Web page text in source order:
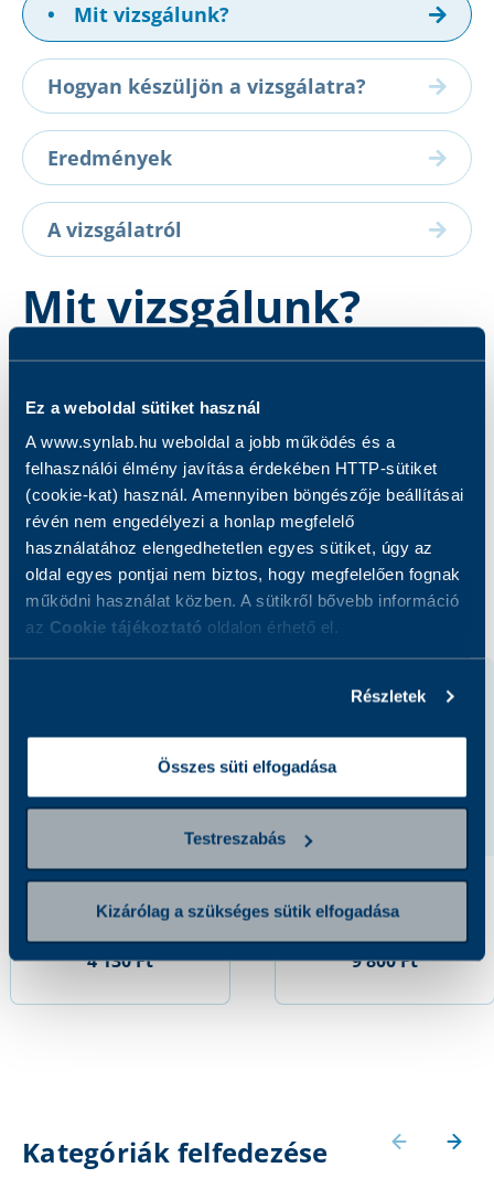
Ez a weboldal sütiket használ
A www.synlab.hu weboldal a jobb működés és a
felhasználói élmény javítása érdekében HTTP-sütiket
(cookie-kat) használ. Amennyiben böngészője beállításai
révén nem engedélyezi a honlap megfelelő
használatához elengedhetetlen egyes sütiket, úgy az
oldal egyes pontjai nem biztos, hogy megfelelően fognak
működni használat közben. A sütikről bővebb információ
az Cookie tájékoztató oldalon érhető el.
Részletek
Összes süti elfogadása
Testreszabás
Kizárólag a szükséges sütik elfogadása
• Mit vizsgálunk?
Hogyan készüljön a vizsgálatra?
Eredmények
A vizsgálatról
Mit vizsgálunk?
Campylobacter spp. patogén baktériumok
célzott kimutatását végezzük.
Kapcsolódó szolgáltatások
Székletből E. coli O124
szűrés
4 130 Ft
Székletből S. Typhi, S.
Paratyphi szűrés
9 800 Ft
Kategóriák felfedezése